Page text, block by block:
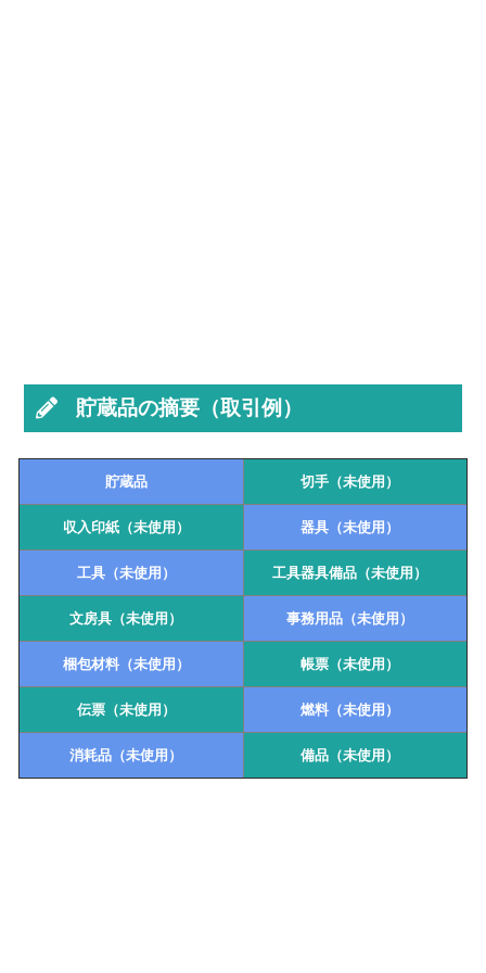
貯蔵品の摘要（取引例）
貯蔵品 切手（未使用）
収入印紙（未使用） 器具（未使用）
工具（未使用） 工具器具備品（未使用）
文房具（未使用） 事務用品（未使用）
梱包材料（未使用） 帳票（未使用）
伝票（未使用） 燃料（未使用）
消耗品（未使用） 備品（未使用）